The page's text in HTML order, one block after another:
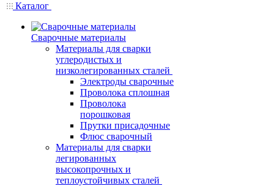
Каталог
Сварочные материалы
Материалы для сварки
углеродистых и
низколегированных сталей
Электроды сварочные
Проволока сплошная
Проволока
порошковая
Прутки присадочные
Флюс сварочный
Материалы для сварки
легированных
высокопрочных и
теплоустойчивых сталей